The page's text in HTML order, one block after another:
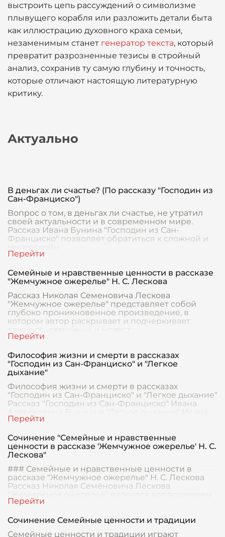
выстроить цепь рассуждений о символизме
плывущего корабля или разложить детали быта
как иллюстрацию духовного краха семьи,
незаменимым станет генератор текста, который
превратит разрозненные тезисы в стройный
анализ, сохранив ту самую глубину и точность,
которые отличают настоящую литературную
критику.
Актуально
В деньгах ли счастье? (По рассказу "Господин из
Сан-Франциско")
Вопрос о том, в деньгах ли счастье, не утратил
своей актуальности и в современном мире.
Рассказ Ивана Бунина "Господин из Сан-
Франциско" позволяет обратиться к сложной и
Семейные и нравственные ценности в рассказе
"Жемчужное ожерелье" Н. С. Лескова
Рассказ Николая Семеновича Лескова
"Жемчужное ожерелье" представляет собой
глубоко проникновенное произведение, в
котором автор раскрывает и подчеркивает
Философия жизни и смерти в рассказах
"Господин из Сан-Франциско" и "Легкое
дыхание"
Философия жизни и смерти в рассказах
"Господин из Сан-Франциско" и "Легкое дыхание"
Рассказ "Господин из Сан-Франциско" Ивана
Алексеевича Бунина и "Легкое дыхание" Ивана
Сергеевич
Сочинение "Семейные и нравственные
ценности в рассказе 'Жемчужное ожерелье' Н. С.
Лескова"
### Семейные и нравственные ценности в
рассказе "Жемчужное ожерелье" Н. С. Лескова
Рассказ Николая Семёновича Лескова
традиционных семейн
Сочинение Семейные ценности и традиции
Семейные ценности и традиции играют